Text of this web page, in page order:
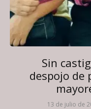
Sin
despojo de
13 de julio de